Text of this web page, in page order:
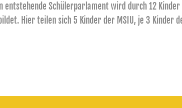
Schülerparlament wird durch 12
Hier teilen sich 5 Kinder der MSIU, je 3 Kinder